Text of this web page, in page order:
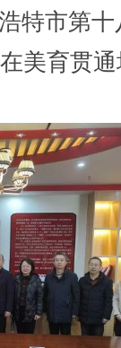
特市第十
美育贯